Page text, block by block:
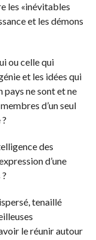
les «inévitables
et les démons
ou celle qui
et les idées qui
ne sont et ne
d’un seul
des
d’une
tenaillé
le réunir autour